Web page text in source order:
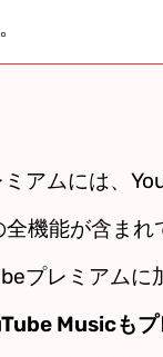
アムには、
機能が含まれ
プレミアムに
Musicも